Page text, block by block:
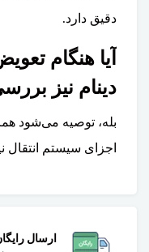
دقیق دارد.
آیا هنگام
دینام نیز
بله، توصیه می‌شود
اجزای سیستم انتقال
ارسال